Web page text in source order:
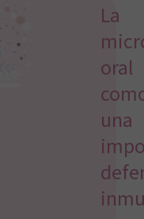
La
oral
una